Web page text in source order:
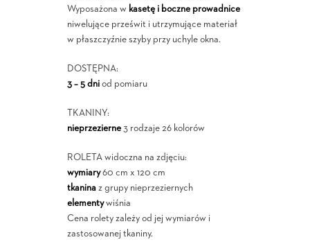
Wyposażona w kasetę i boczne prowadnice
niwelujące prześwit i utrzymujące materiał
w płaszczyźnie szyby przy uchyle okna.
DOSTĘPNA:
3 – 5 dniod pomiaru
TKANINY:
nieprzezierne3 rodzaje 26 kolorów
ROLETA widoczna na zdjęciu:
wymiary60 cm x 120 cm
tkaninaz grupy nieprzeziernych
elementywiśnia
Cena rolety zależy od jej wymiarów i
zastosowanej tkaniny.